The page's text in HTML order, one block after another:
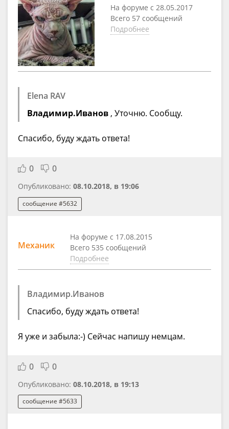
На форуме с 28.05.2017
Всего 57 сообщений
Подробнее
Elena RAV
Владимир.Иванов, Уточню. Сообщу.
Спасибо, буду ждать ответа!
0 0
Опубликовано: 08.10.2018, в 19:06
сообщение #5632
Механик
На форуме с 17.08.2015
Всего 535 сообщений
Подробнее
Владимир.Иванов
Спасибо, буду ждать ответа!
Я уже и забыла:-) Сейчас напишу немцам.
0 0
Опубликовано: 08.10.2018, в 19:13
сообщение #5633